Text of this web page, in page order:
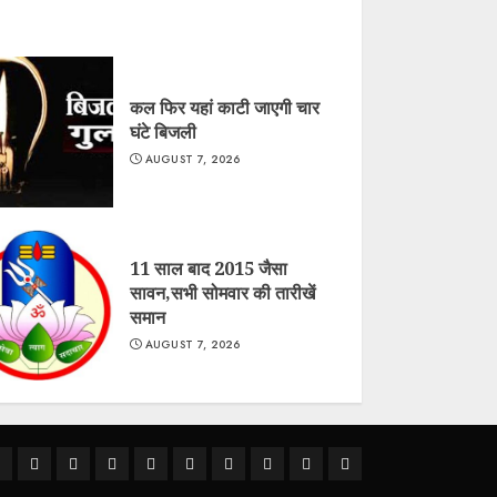
कल फिर यहां काटी जाएगी चार
घंटे बिजली
AUGUST 7, 2026
11 साल बाद 2015 जैसा
सावन,सभी सोमवार की तारीखें
समान
AUGUST 7, 2026
राजस्थानक्राइमराजनीतिदेश खेल
धर्म-
मौसम शिक्षा अन्य